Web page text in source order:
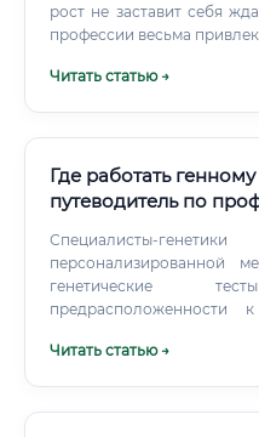
рост не заставит себя
профессии весьма
Читать статью →
Где работать
путеводитель по
Специалисты-
персонализированной
генетические
предрасположенности
продукты питания,
Читать статью →